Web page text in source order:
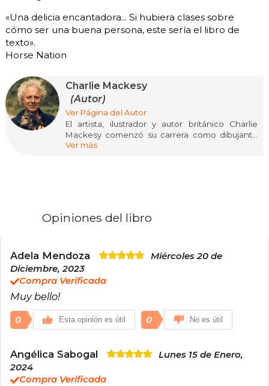
«Una delicia encantadora... Si hubiera clases sobre
cómo ser una buena persona, este sería el libro de
texto».
Horse Nation
Charlie Mackesy
(Autor)
Ver Página del Autor
El artista, ilustrador y autor británico Charlie
Mackesy comenzó su carrera como dibujante
de The Spectator, antes de convertirse en
Ver más
Opiniones del libro
Adela Mendoza
Miércoles 20 de
Diciembre, 2023
Compra Verificada
Muy bello!
0 Esta opinión es útil 0 No es útil
Angélica Sabogal
Lunes 15 de Enero,
2024
Compra Verificada